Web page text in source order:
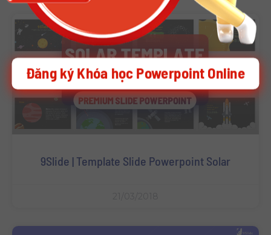
9Slide | Template Slide Powerpoint Solar
Đăng ký Khóa học Powerpoint Online